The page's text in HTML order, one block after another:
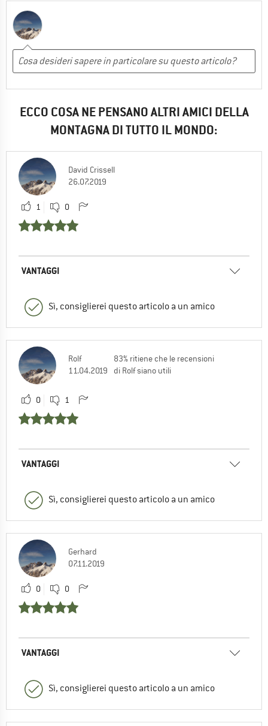
ECCO COSA NE PENSANO ALTRI AMICI DELLA
MONTAGNA DI TUTTO IL MONDO:
David Crissell
26.07.2019
1 0
VANTAGGI
Sì, consiglierei questo articolo a un amico
Rolf
11.04.2019
83% ritiene che le recensioni
di Rolf siano utili
0 1
VANTAGGI
Sì, consiglierei questo articolo a un amico
Gerhard
07.11.2019
0 0
VANTAGGI
Sì, consiglierei questo articolo a un amico